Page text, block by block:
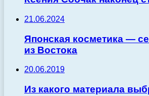
21.06.2024
Японская косметика —
из Востока
20.06.2019
Из какого материала